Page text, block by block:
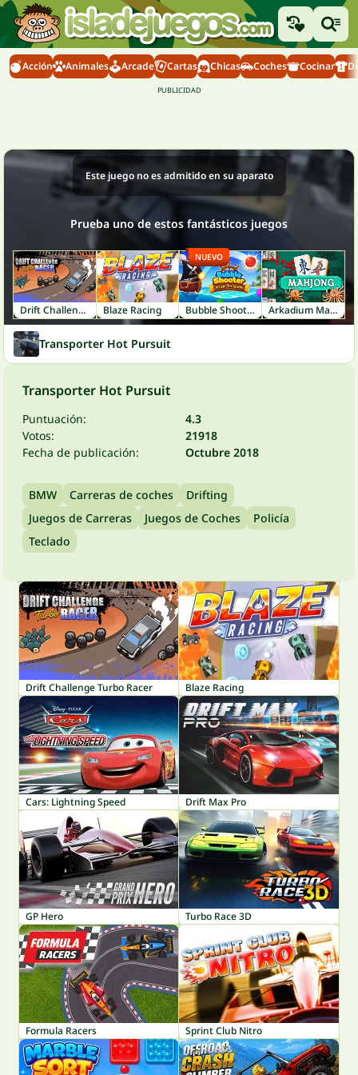
Acción Animales Arcade Cartas Chicas Coches Cocinar
Este juego no es admitido en su aparato
Prueba uno de estos fantásticos juegos
Drift Challenge Turbo Racer Blaze Racing Bubble Shooter: Pirate Treasures
NUEVO
Arkadium Mahjong
Transporter Hot Pursuit
Transporter Hot Pursuit
Puntuación:
4.3
Votos:
21918
Fecha de publicación:
Octubre 2018
BMW Carreras de coches
Drifting
Juegos de Carreras
Juegos de Coches
Policía
Teclado
Drift Challenge Turbo Racer Blaze Racing
Cars: Lightning Speed Drift Max Pro
GP Hero Turbo Race 3D
Formula Racers Sprint Club Nitro